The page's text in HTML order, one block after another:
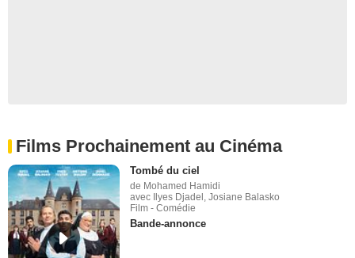
Films Prochainement au Cinéma
Tombé du ciel
de Mohamed Hamidi
avec Ilyes Djadel, Josiane Balasko
Film - Comédie
Bande-annonce